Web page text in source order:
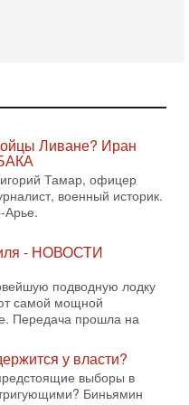
военный историк.
Арье.
- НОВОСТИ
подводную лодку
самой мощной
Передача прошла на
у власти?
выборы в
Биньямин
что победа на
- НОВОСТИ
заявил, что